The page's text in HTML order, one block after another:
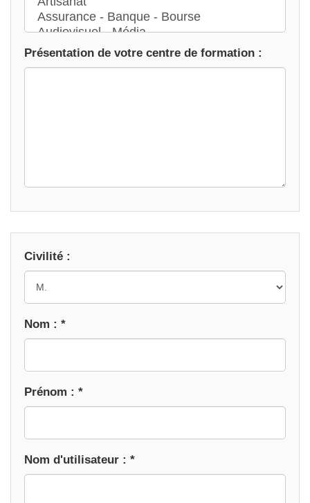
Présentation de votre centre de formation :
Civilité :
Nom : *
Prénom : *
Nom d'utilisateur : *